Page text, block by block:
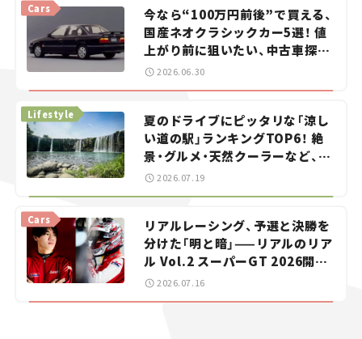
今なら“100万円前後”で買える、
国産ネオクラシックカー5選！ 値
上がり前に狙いたい、中古車探し
をお手伝い――ちょっとイケてるマ
イカー選び #02
Cars
2026.06.30
夏のドライブにピッタリな「涼し
い道の駅」ランキングTOP6！ 絶
景・グルメ・天然クーラーなど、避
暑におすすめのスポットを紹介
Lifestyle
2026.07.19
リアルレーシング、予選と決勝を
分けた「明と暗」——リアルのリア
ル Vol.2 スーパーGT 2026開幕
戦 岡山国際サーキット
Cars
2026.07.16